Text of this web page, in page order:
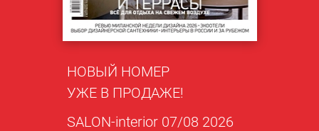
НОВЫЙ НОМЕР
УЖЕ В ПРОДАЖЕ!
SALON-interior 07/08 2026